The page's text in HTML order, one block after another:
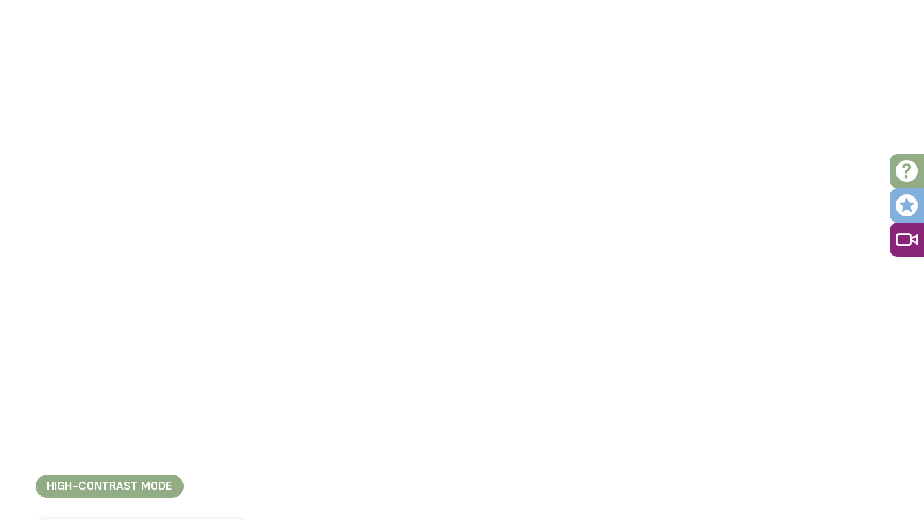
HIGH-CONTRAST MODE